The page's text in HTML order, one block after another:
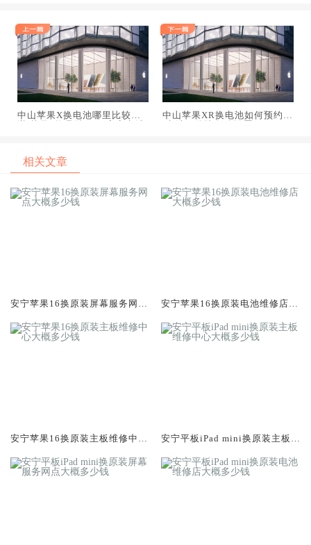
中山苹果X换电池哪里比较靠
中山苹果XR换电池如何预约,x
相关文章
安宁苹果16换原装屏幕服务网点
安宁苹果16换原装电池维修店大
安宁苹果16换原装主板维修中心
安宁平板iPad mini换原装主板维